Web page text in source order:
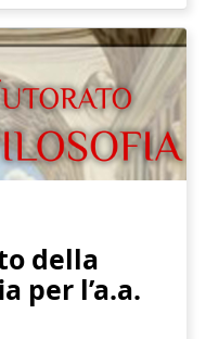
della
per l’a.a.